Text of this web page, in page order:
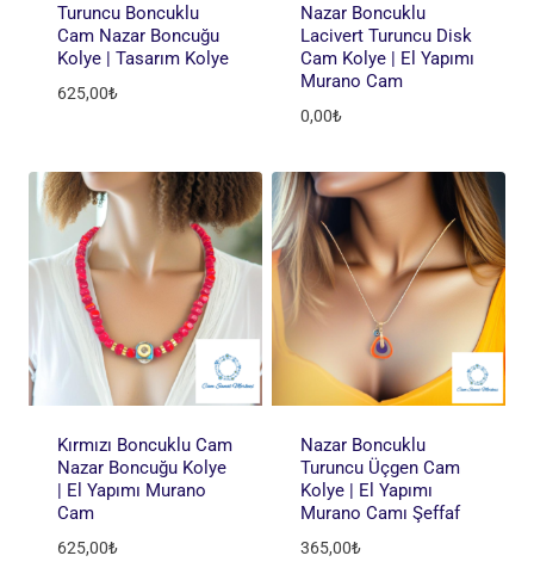
Turuncu Boncuklu
Cam Nazar Boncuğu
Kolye | Tasarım Kolye
625,00₺
Nazar Boncuklu
Lacivert Turuncu Disk
Cam Kolye | El Yapımı
Murano Cam
0,00₺
Kırmızı Boncuklu Cam
Nazar Boncuğu Kolye
| El Yapımı Murano
Cam
625,00₺
Nazar Boncuklu
Turuncu Üçgen Cam
Kolye | El Yapımı
Murano Camı Şeffaf
365,00₺